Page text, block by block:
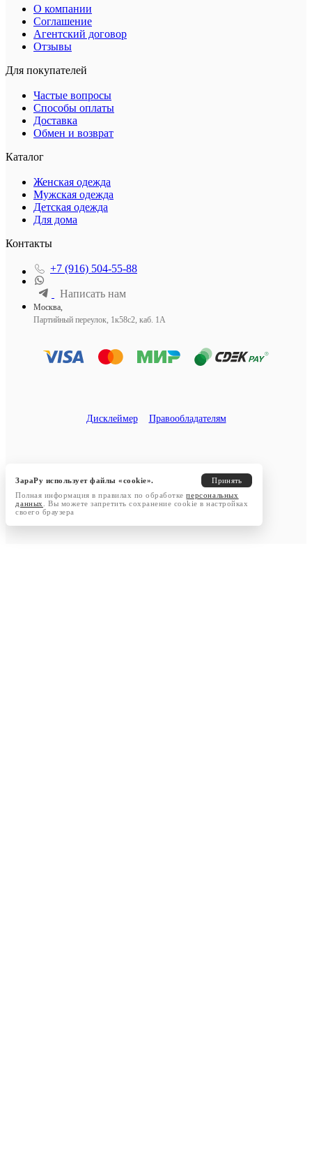
О компании
Соглашение
Агентский договор
Отзывы
Для покупателей
Частые вопросы
Способы оплаты
Доставка
Обмен и возврат
Каталог
Женская одежда
Мужская одежда
Детская одежда
Для дома
Контакты
+7 (916) 504-55-88
Написать нам
Москва,
Партийный переулок, 1к58с2, каб. 1А
Дисклеймер Правообладателям
ЗараРу использует файлы «cookie».
Принять
Полная информация в правилах по обработкеперсональных
данных
. Вы можете запретить сохранение cookie в настройках
своего браузера